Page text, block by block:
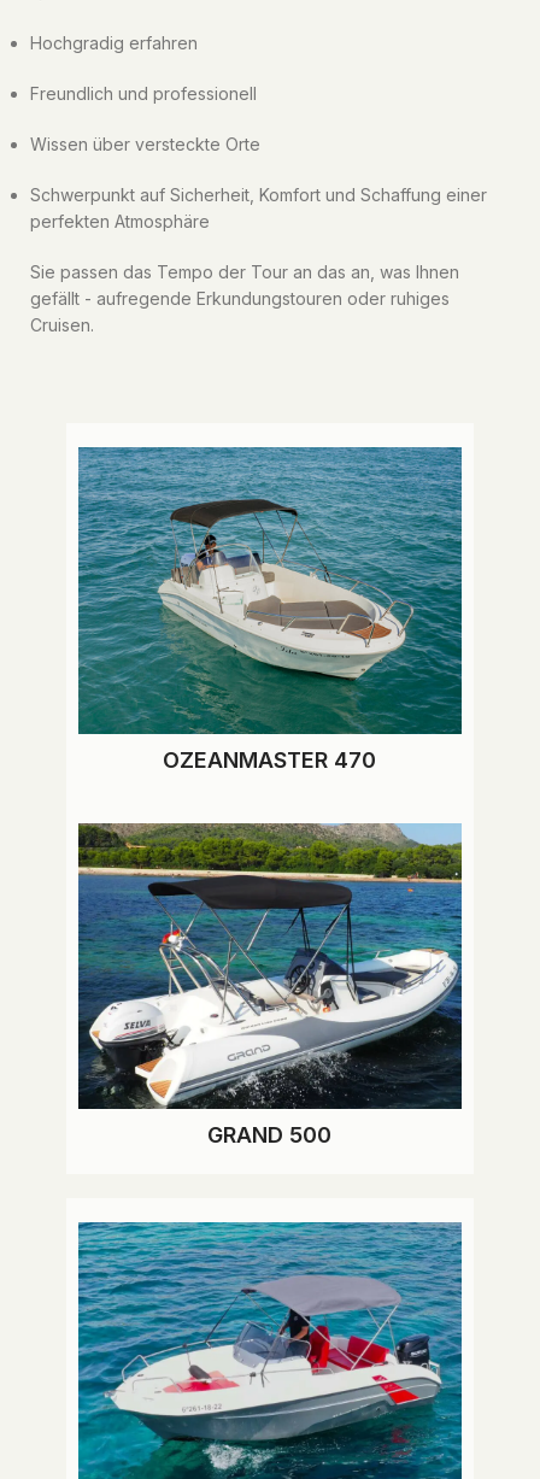
Hochgradig erfahren
Freundlich und professionell
Wissen über versteckte Orte
Schwerpunkt auf Sicherheit, Komfort und Schaffung einer
perfekten Atmosphäre
Sie passen das Tempo der Tour an das an, was Ihnen
gefällt - aufregende Erkundungstouren oder ruhiges
Cruisen.
OZEANMASTER 470
GRAND 500